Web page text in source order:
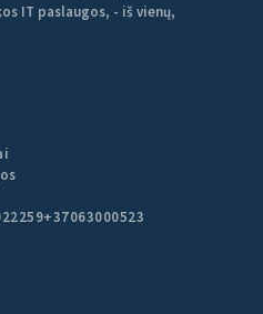
IT paslaugos, - iš vienų,
+37063000523